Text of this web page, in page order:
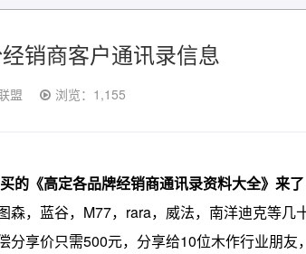
销商客户通讯录信息
盟 浏览：1,155
的《高定各品牌经销商通讯录资料大全》来了
森，蓝谷，M77，rara，威法，南洋迪克等
分享价只需500元，分享给10位木作行业朋